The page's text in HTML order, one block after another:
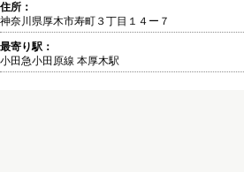
住所：
神奈川県厚木市寿町３丁目１４ー７
最寄り駅：
小田急小田原線 本厚木駅